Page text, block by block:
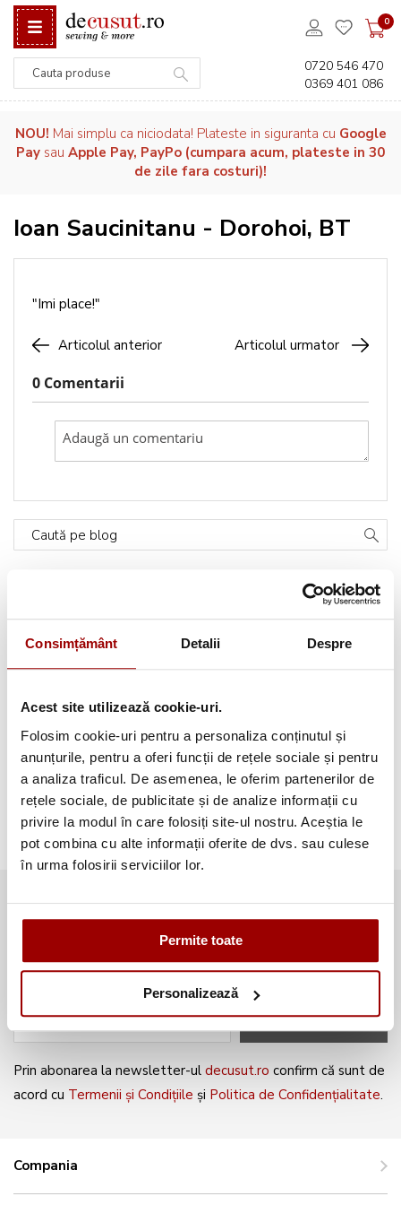
Consimțământ Detalii Despre
Acest site utilizează cookie-uri.
Folosim cookie-uri pentru a personaliza conținutul și
anunțurile, pentru a oferi funcții de rețele sociale și pentru
a analiza traficul. De asemenea, le oferim partenerilor de
rețele sociale, de publicitate și de analize informații cu
privire la modul în care folosiți site-ul nostru. Aceștia le
pot combina cu alte informații oferite de dvs. sau culese
în urma folosirii serviciilor lor.
Permite toate
Personalizează
0
0720 546 470
0369 401 086
NOU! Mai simplu ca niciodata! Plateste in siguranta cu Google
Pay sau Apple Pay, PayPo (cumpara acum, plateste in 30
de zile fara costuri)!
Ioan Saucinitanu - Dorohoi, BT
"Imi place!"
Articolul anterior Articolul urmator
0 Comentarii
Caută pe blog
Testimoniale(1493)
Evenimente(66)
Broderii gratuite(103)
Abonează-te la newsletter și fii
mereu la curent cu noile produse și
oferte speciale!
ABONEAZĂ-TE
Prin abonarea la newsletter-ul decusut.ro confirm că sunt de
acord cu Termenii și Condițiile și Politica de Confidențialitate.
Compania